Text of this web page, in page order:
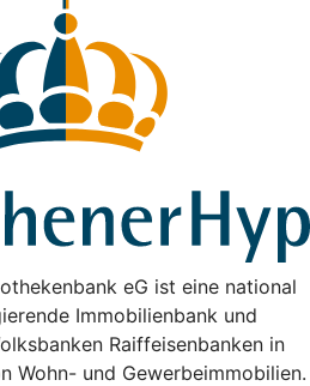
eG ist eine national
Immobilienbank und
Raiffeisenbanken in
Wohn- und Gewerbeimmobilien.